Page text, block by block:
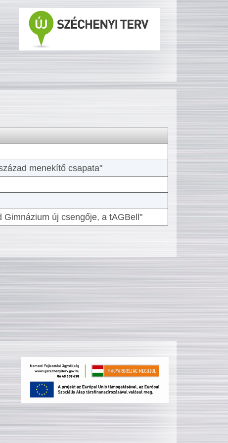
menekítő csapata"
új csengője, a tAGBell"